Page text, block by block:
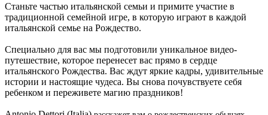
Станьте частью итальянской семьи и примите участие в
традиционной семейной игре, в которую играют в каждой
итальянской семье на Рождество.
Специально для вас мы подготовили уникальное видео-
путешествие, которое перенесет вас прямо в сердце
итальянского Рождества. Вас ждут яркие кадры, удивительные
истории и настоящие чудеса. Вы снова почувствуете себя
ребенком и переживете магию праздников!